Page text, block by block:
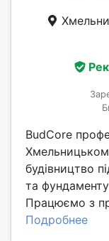
BudCore
будівництво
та
Працюємо з
Подробнее